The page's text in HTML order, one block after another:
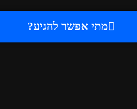
מתי אפשר להגיע?